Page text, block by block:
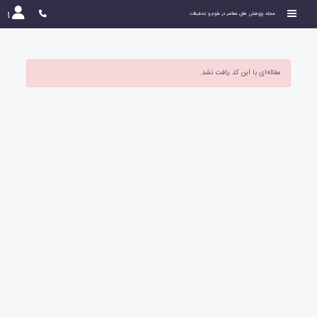
مجله پژوهش های معاصر در علوم و تحقیقات
مقاله‌ای با این کد یافت نشد.